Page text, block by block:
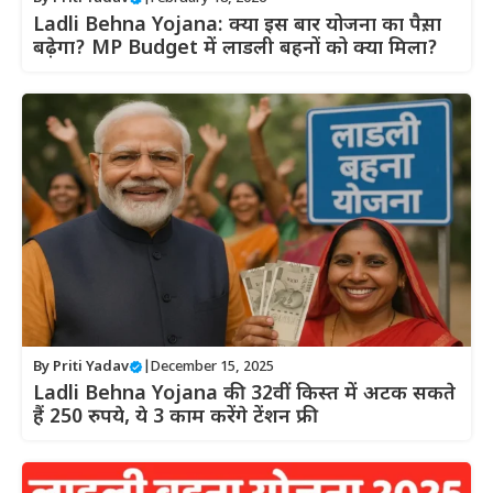
Ladli Behna Yojana: क्या इस बार योजना का पैस़ा
बढ़ेगा? MP Budget में लाडली बहनों को क्या मिला?
By Priti Yadav December 15, 2025
Ladli Behna Yojana की 32वीं किस्त में अटक सकते
हैं 250 रुपये, ये 3 काम करेंगे टेंशन फ्री